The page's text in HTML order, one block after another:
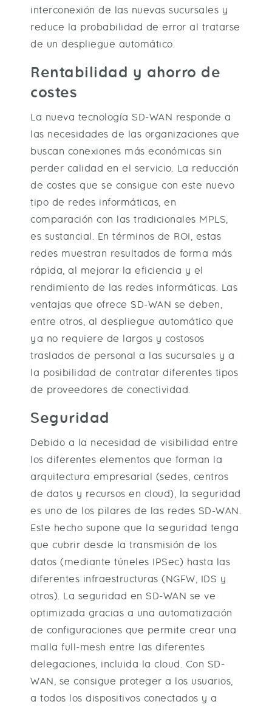
interconexión de las nuevas sucursales y
reduce la probabilidad de error al tratarse
de un despliegue automático.
Rentabilidad y ahorro de
costes
La nueva tecnología SD-WAN responde a
las necesidades de las organizaciones que
buscan conexiones más económicas sin
perder calidad en el servicio. La reducción
de costes que se consigue con este nuevo
tipo de redes informáticas, en
comparación con las tradicionales MPLS,
es sustancial. En términos de ROI, estas
redes muestran resultados de forma más
rápida, al mejorar la eficiencia y el
rendimiento de las redes informáticas. Las
ventajas que ofrece SD-WAN se deben,
entre otros, al despliegue automático que
ya no requiere de largos y costosos
traslados de personal a las sucursales y a
la posibilidad de contratar diferentes tipos
de proveedores de conectividad.
Seguridad
Debido a la necesidad de visibilidad entre
los diferentes elementos que forman la
arquitectura empresarial (sedes, centros
de datos y recursos en cloud), la seguridad
es uno de los pilares de las redes SD-WAN.
Este hecho supone que la seguridad tenga
que cubrir desde la transmisión de los
datos (mediante túneles IPSec) hasta las
diferentes infraestructuras (NGFW, IDS y
otros). La seguridad en SD-WAN se ve
optimizada gracias a una automatización
de configuraciones que permite crear una
malla full-mesh entre las diferentes
delegaciones, incluida la cloud. Con SD-
WAN, se consigue proteger a los usuarios,
a todos los dispositivos conectados y a